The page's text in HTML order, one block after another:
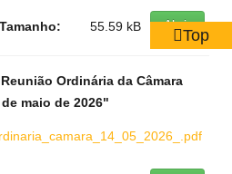
Abrir
Tamanho: 55.59 kB
Ordinária da Câmara
maio de 2026"
Top